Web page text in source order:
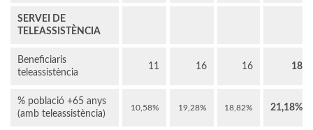
SERVEI DE
TELEASSISTÈNCIA
Beneficiaris
teleassistència
11 16 16 18
% població +65 anys
(amb teleassistència)
10,58% 19,28% 18,82% 21,18%